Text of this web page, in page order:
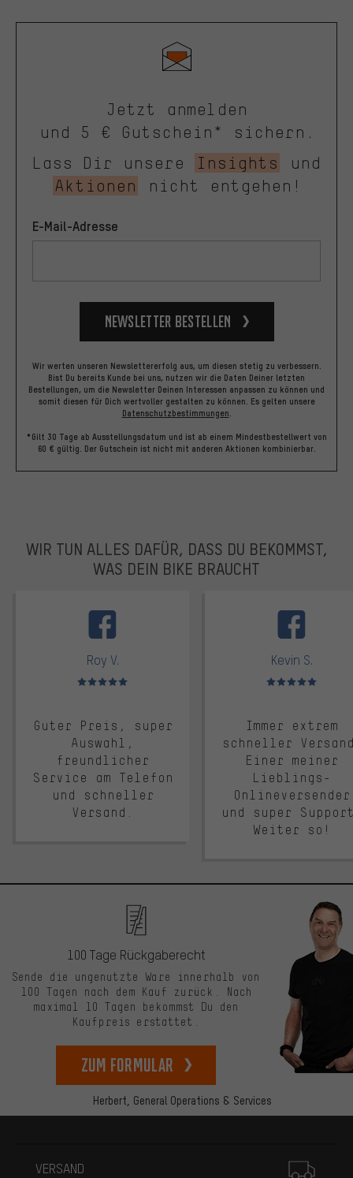
Jetzt anmelden
und 5 € Gutschein* sichern.
Lass Dir unsere
Insights
und
Aktionen
nicht entgehen!
E-Mail-Adresse
Newsletter bestellen
Wir werten unseren Newslettererfolg aus, um diesen stetig zu verbessern.
Bist Du bereits Kunde bei uns, nutzen wir die Daten Deiner letzten
Bestellungen, um die Newsletter Deinen Interessen anpassen zu können und
somit diesen für Dich wertvoller gestalten zu können. Es gelten unsere
Datenschutzbestimmungen.
*Gilt 30 Tage ab Ausstellungsdatum und ist ab einem Mindestbestellwert von
60 € gültig. Der Gutschein ist nicht mit anderen Aktionen kombinierbar.
WIR TUN ALLES DAFÜR, DASS DU BEKOMMST,
WAS DEIN BIKE BRAUCHT
Roy V.
Bewertungen: 5 von 5
Guter Preis, super
Auswahl,
freundlicher
Service am Telefon
und schneller
Versand.
Kevin S.
Bewertungen: 5 von 5
Immer extrem
schneller
Einer meiner
Lieblings-
Onlineversender
und super
Weiter so!
Herbert, General Operations & Services
100 Tage Rückgaberecht
Sende die ungenutzte Ware innerhalb von
100 Tagen nach dem Kauf zurück. Nach
maximal 10 Tagen bekommst Du den
Kaufpreis erstattet.
zum Formular
VERSAND